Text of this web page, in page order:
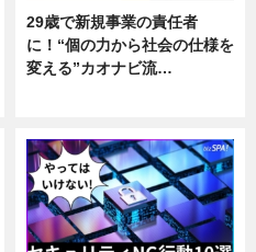
29歳で新規事業の責任者
に！“個の力から社会の仕様を
変える”カオナビ流…